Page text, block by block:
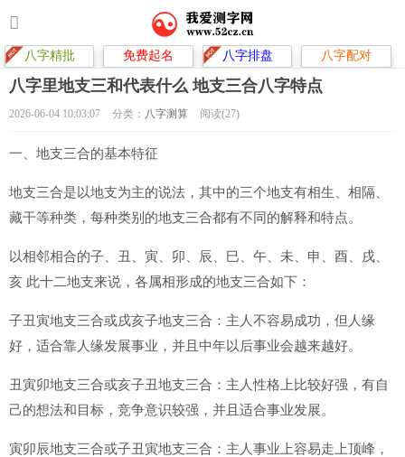
八字精批 免费起名 八字排盘 八字配对
八字里地支三和代表什么 地支三合八字特点
2026-06-04 10:03:07 分类： 八字测算 阅读(27)
一、地支三合的基本特征
地支三合是以地支为主的说法，其中的三个地支有相生、相隔、
藏干等种类，每种类别的地支三合都有不同的解释和特点。
以相邻相合的子、丑、寅、卯、辰、巳、午、未、申、酉、戌、
亥 此十二地支来说，各属相形成的地支三合如下：
子丑寅地支三合或戌亥子地支三合：主人不容易成功，但人缘
好，适合靠人缘发展事业，并且中年以后事业会越来越好。
丑寅卯地支三合或亥子丑地支三合：主人性格上比较好强，有自
己的想法和目标，竞争意识较强，并且适合事业发展。
寅卯辰地支三合或子丑寅地支三合：主人事业上容易走上顶峰，